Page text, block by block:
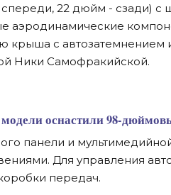
22 дюйм - сзади) с
аэродинамические
крыша с
Ники Самофракийской.
модели оснастили 98-
панели и
Для управления
передач.